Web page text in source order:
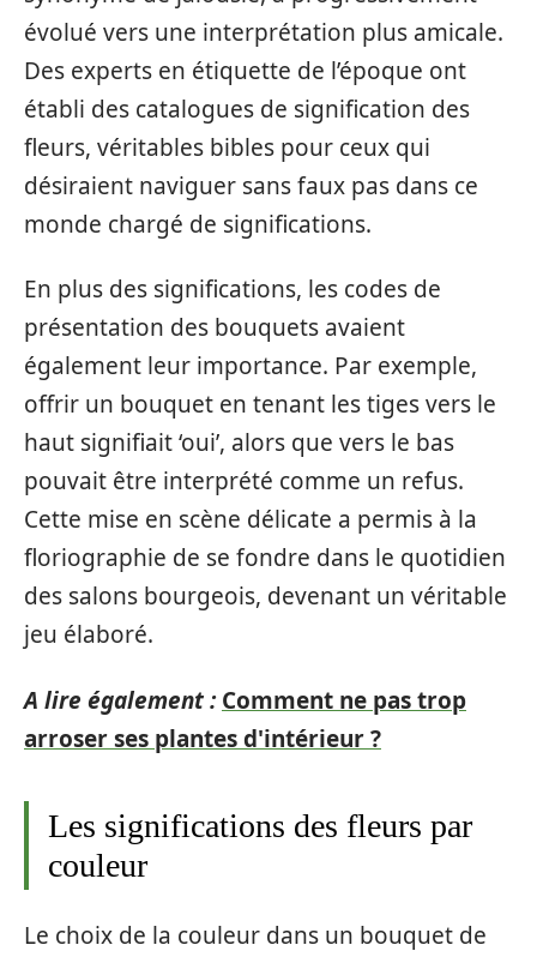
évolué vers une interprétation plus amicale.
Des experts en étiquette de l’époque ont
établi des catalogues de signification des
fleurs, véritables bibles pour ceux qui
désiraient naviguer sans faux pas dans ce
monde chargé de significations.
En plus des significations, les codes de
présentation des bouquets avaient
également leur importance. Par exemple,
offrir un bouquet en tenant les tiges vers le
haut signifiait ‘oui’, alors que vers le bas
pouvait être interprété comme un refus.
Cette mise en scène délicate a permis à la
floriographie de se fondre dans le quotidien
des salons bourgeois, devenant un véritable
jeu élaboré.
A lire également : Comment ne pas trop
arroser ses plantes d'intérieur ?
Les significations des fleurs par
couleur
Le choix de la couleur dans un bouquet de